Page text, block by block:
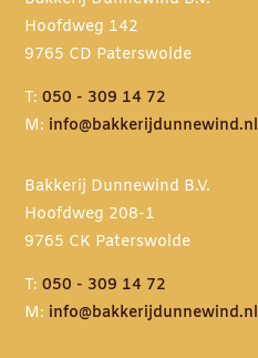
Hoofdweg 142
9765 CD Paterswolde
T:050 - 309 14 72
M: info@bakkerijdunnewind.nl
Bakkerij Dunnewind B.V.
Hoofdweg 208-1
9765 CK Paterswolde
T:050 - 309 14 72
M: info@bakkerijdunnewind.nl